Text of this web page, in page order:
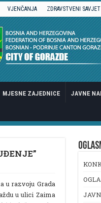
VJENČANJA ZDRAVSTVENI
MJESNE ZAJEDNICE JAVNE
u razvoju Grada
u ulici Zaima